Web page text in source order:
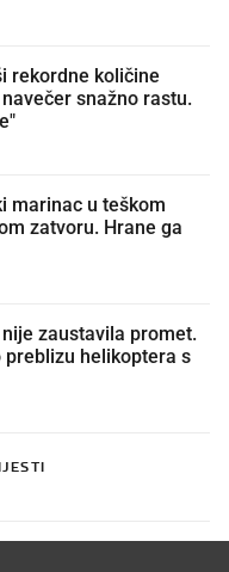
rekordne količine
snažno rastu.
marinac u teškom
zatvoru. Hrane ga
zaustavila promet.
preblizu helikoptera s